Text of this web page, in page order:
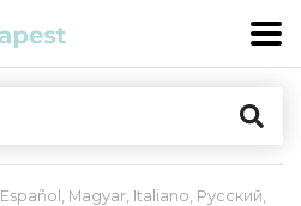
Español , Magyar, Italiano, Русский,